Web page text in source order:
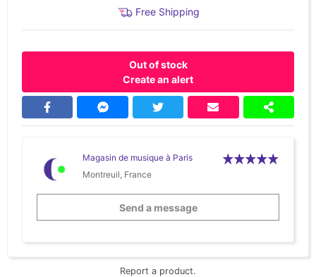
Free Shipping
Out of stock
Create an alert
Magasin de musique à Paris
Montreuil, France
Send a message
Report a product.